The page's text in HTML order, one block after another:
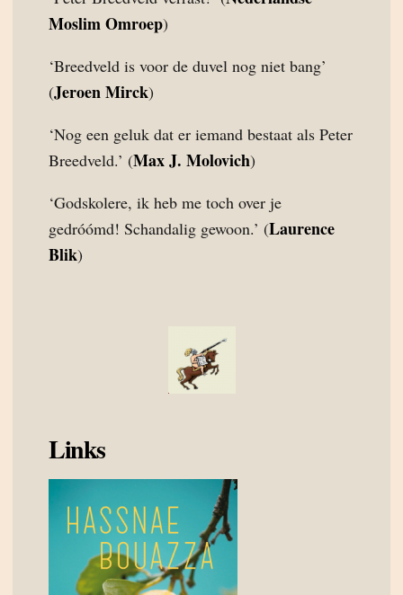
Moslim Omroep)
‘Breedveld is voor de duvel nog niet bang’
(Jeroen Mirck)
‘Nog een geluk dat er iemand bestaat als Peter
Breedveld.’ (Max J. Molovich)
‘Godskolere, ik heb me toch over je
gedróómd! Schandalig gewoon.’ (Laurence
Blik)
Links